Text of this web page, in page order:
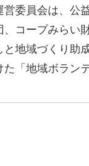
営委員会は、公
コープみらい
地域づくり助
「地域ボラン